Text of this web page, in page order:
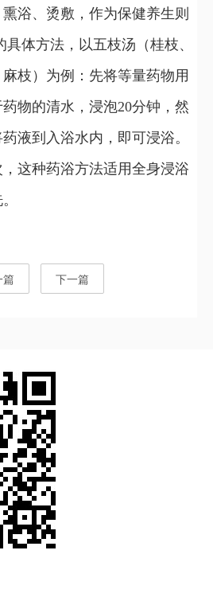
浴、烫敷，作为保健养生则
体方法，以五枝汤（桂枝、
枝）为例：先将等量药物用
物的清水，浸泡20分钟，然
液到入浴水内，即可浸浴。
这种药浴方法适用全身浸浴
篇 下一篇